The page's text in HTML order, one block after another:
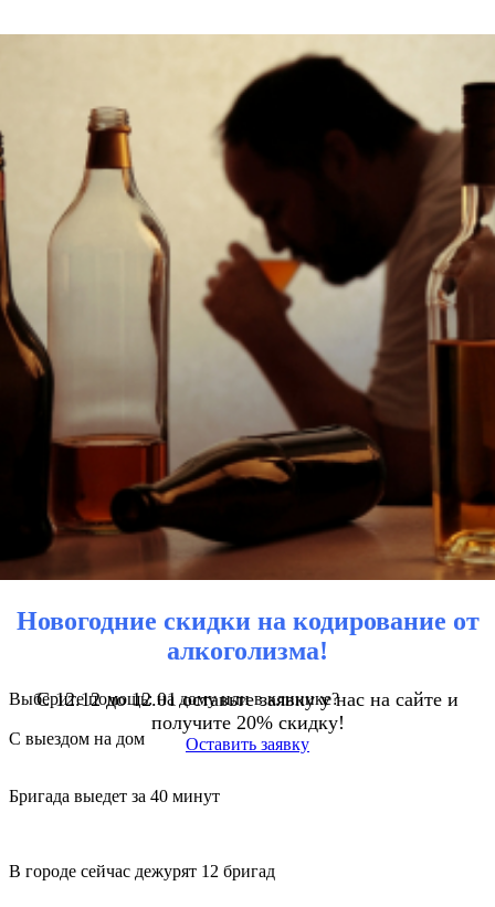
Новогодние скидки на кодирование от
алкоголизма!
С 12.12 до 12.01 оставьте заявку у нас на сайте и
получите 20% скидку!
Оставить заявку
Выберите помощь: на дому или в клинике?
С выездом на дом
Бригада выедет за 40 минут
В городе сейчас дежурят 12 бригад